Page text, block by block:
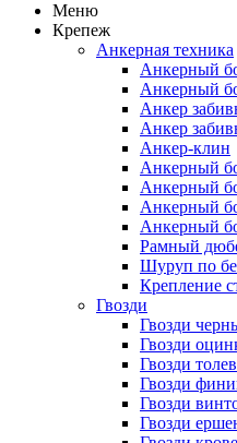
Меню
Крепеж
Анкерная техника
Анкерный
Анкерный
Анкер
Анкер
Анкер-клин
Анкерный
Анкерный
Анкерный
Анкерный
Рамный
Шуруп по
Крепление
Гвозди
Гвозди
Гвозди
Гвозди
Гвозди
Гвозди
Гвозди